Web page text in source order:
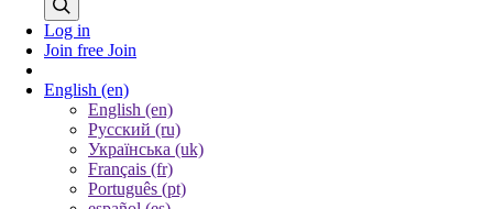
Log in
Join free Join
English (en)
English (en)
Русский (ru)
Українська (uk)
Français (fr)
Português (pt)